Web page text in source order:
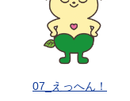
07_えっへん！